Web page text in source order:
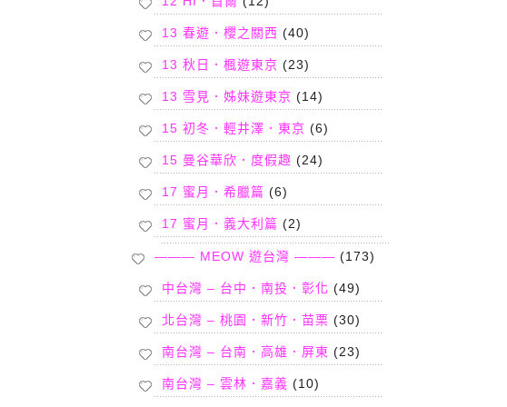
13 春遊．櫻之關西 (40)
13 秋日．楓遊東京 (23)
13 雪見．姊妹遊東京 (14)
15 初冬．輕井澤．東京 (6)
15 曼谷華欣．度假趣 (24)
17 蜜月．希臘篇 (6)
17 蜜月．義大利篇 (2)
——— MEOW 遊台灣 ——— (173)
中台灣 – 台中．南投．彰化 (49)
北台灣 – 桃園．新竹．苗栗 (30)
南台灣 – 台南．高雄．屏東 (23)
南台灣 – 雲林．嘉義 (10)